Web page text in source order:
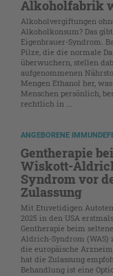
Alkoholfabrik
Alkoholvergiftungen
Alkoholkonsum? Das
Eigenbrauer-Syndrom.
Pilze, die die normale
überwuchern, stellen
aufgenommenen
Mengen Ethanol her,
Menschen persönlich,
rechtlich in ...
ANGEBORENE
Gentherapie bei
Wiskott-
Syndrom vor
Zulassung
Mit Etuvetidigen
2025 in den USA
Gentherapie beim
Aldrich-Syndrom (WAS)
die europäische
hat die Zulassung
Behandlung ist eine